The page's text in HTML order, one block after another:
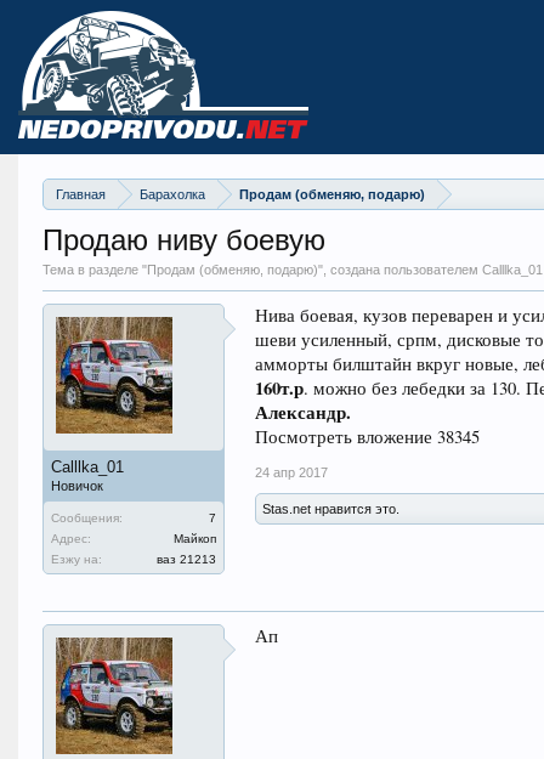
Главная Барахолка Продам (обменяю, подарю)
Продаю ниву боевую
Тема в разделе "Продам (обменяю, подарю)", создана пользователем
Calllka_01
Новичок
Сообщения:
7
Адрес:
Майкоп
Езжу на:
ваз 21213
Нива боевая, кузов переварен и
шеви усиленный, српм, дисковые
амморты билштайн вкруг новые,
160т.р. можно без лебедки за 130.
Александр.
Посмотреть вложение 38345
24 апр 2017
Stas.net нравится это.
Ап